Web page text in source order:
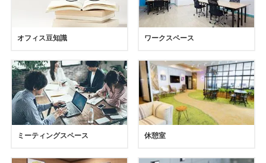
オフィス豆知識 ワークスペース
ミーティングスペース 休憩室